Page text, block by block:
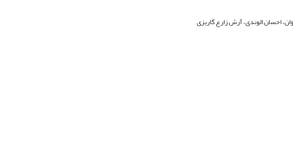
احسان الوندی، آرش زارع گاریزی